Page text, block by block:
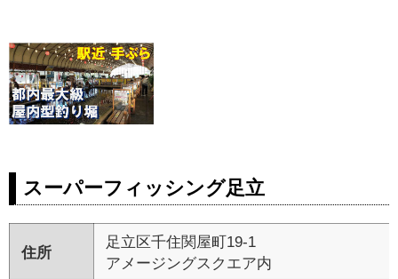
スーパーフィッシング足立
住所
足立区千住関屋町19-1
アメージングスクエア内